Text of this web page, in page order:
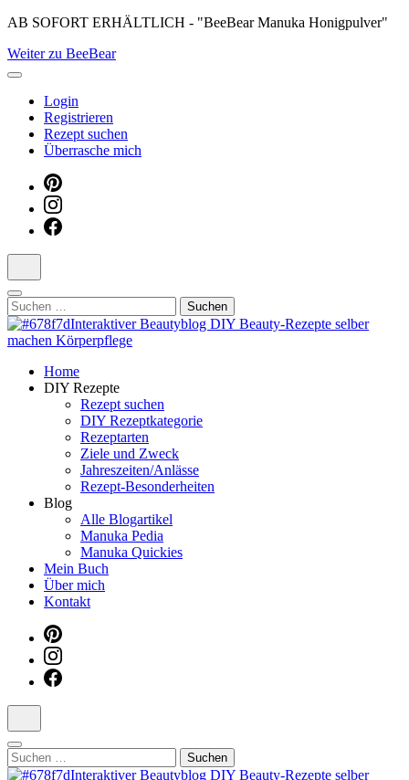
Skip
content
(Press
AB SOFORT ERHÄLTLICH - "BeeBear Manuka Honigpulver"
Weiter zu BeeBear
Login
Registrieren
Rezept suchen
Überrasche mich
Suchen
nach:
Manuka Magic – Natürlich schön:
Dein interaktiver DIY Beautyblog
Dein persönlicher interaktiver DIY Beautyblog
Home
DIY Rezepte
Rezept suchen
DIY Rezeptkategorie
Rezeptarten
Ziele und Zweck
Jahreszeiten/Anlässe
Rezept-Besonderheiten
Blog
Alle Blogartikel
Manuka Pedia
Manuka Quickies
Mein Buch
Über mich
Kontakt
Suchen
nach: